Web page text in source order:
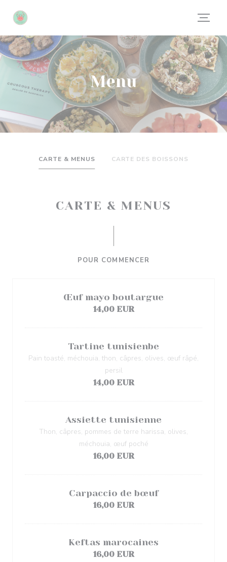
Menu
CARTE & MENUS CARTE DES BOISSONS
CARTE & MENUS
POUR COMMENCER
Œuf mayo boutargue
14,00 EUR
Tartine tunisienbe
Pain toasté, méchouia, thon, câpres, olives, œuf râpé,
persil
14,00 EUR
Assiette tunisienne
Thon, câpres, pommes de terre harissa, olives,
méchouia, œuf poché
16,00 EUR
Carpaccio de bœuf
16,00 EUR
Keftas marocaines
16,00 EUR